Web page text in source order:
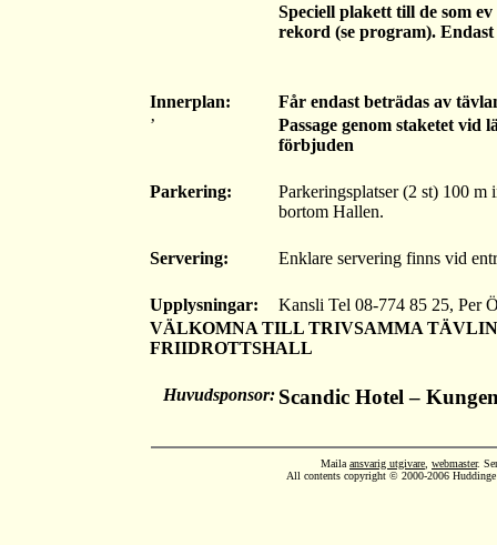
Speciell plakett till de som
rekord (se program).
Innerplan:
Får endast beträdas av
’
Passage genom staketet vid
förbjuden
Parkering:
Parkeringsplatser (2 st) 100 m
bortom Hallen.
Servering: Enklare servering finns vid
Upplysningar:
Kansli Tel 08-774 85 25, Per
VÄLKOMNA TILL TRIVSAMMA
FRIIDROTTSHALL
Huvudsponsor: Scandic Hotel –
Maila ansvarig utgivare webmaster.
All contents copyright © 2000-2006